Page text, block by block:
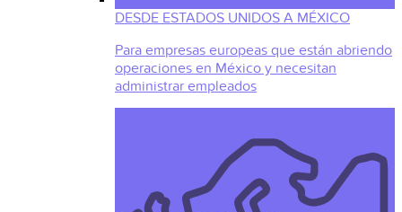
DESDE ESTADOS UNIDOS A MÉXICO
Para empresas europeas que están abriendo
operaciones en México y necesitan
administrar empleados